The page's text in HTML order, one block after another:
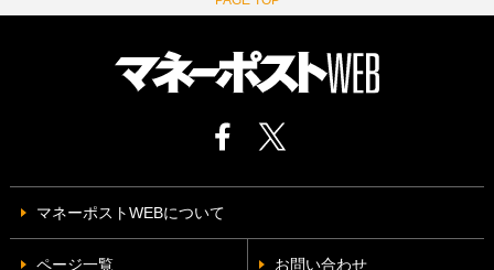
マネーポストWEBについて
ページ一覧 お問い合わせ